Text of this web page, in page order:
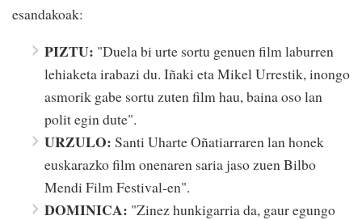
esandakoak:
PIZTU: "Duela bi urte sortu genuen film laburren
lehiaketa irabazi du. Iñaki eta Mikel Urrestik, inongo
asmorik gabe sortu zuten film hau, baina oso lan
polit egin dute".
URZULO: Santi Uharte Oñatiarraren lan honek
euskarazko film onenaren saria jaso zuen Bilbo
Mendi Film Festival-en".
DOMINICA: "Zinez hunkigarria da, gaur egungo